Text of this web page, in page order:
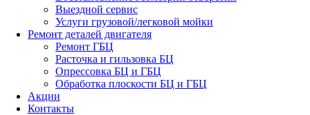
Выездной сервис
Услуги грузовой/легковой мойки
Ремонт деталей двигателя
Ремонт ГБЦ
Расточка и гильзовка БЦ
Опрессовка БЦ и ГБЦ
Обработка плоскости БЦ и ГБЦ
Акции
Контакты